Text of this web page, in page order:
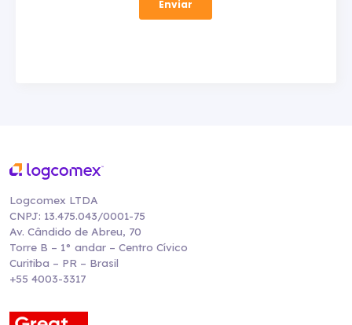
Logcomex LTDA
CNPJ: 13.475.043/0001-75
Av. Cândido de Abreu, 70
Torre B – 1° andar – Centro Cívico
Curitiba – PR – Brasil
+55 4003-3317